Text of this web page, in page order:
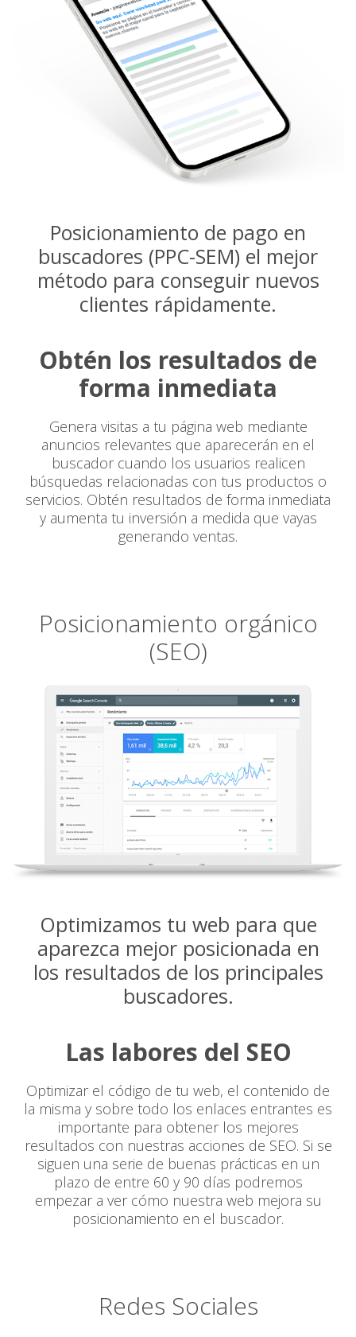
Posicionamiento de pago en
buscadores (PPC-SEM) el mejor
método para conseguir nuevos
clientes rápidamente.
Obtén los resultados de
forma inmediata
Genera visitas a tu página web mediante
anuncios relevantes que aparecerán en el
buscador cuando los usuarios realicen
búsquedas relacionadas con tus productos o
servicios. Obtén resultados de forma inmediata
y aumenta tu inversión a medida que vayas
generando ventas.
Posicionamiento orgánico
(SEO)
Optimizamos tu web para que
aparezca mejor posicionada en
los resultados de los principales
buscadores.
Las labores del SEO
Optimizar el código de tu web, el contenido de
la misma y sobre todo los enlaces entrantes es
importante para obtener los mejores
resultados con nuestras acciones de SEO. Si se
siguen una serie de buenas prácticas en un
plazo de entre 60 y 90 días podremos
empezar a ver cómo nuestra web mejora su
posicionamiento en el buscador.
Redes Sociales